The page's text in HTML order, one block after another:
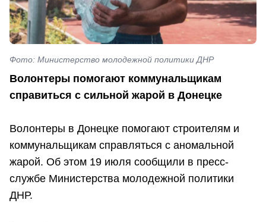
Фото: Министерство молодежной политики ДНР
Волонтеры помогают коммунальщикам
справиться с сильной жарой в Донецке
Волонтеры в Донецке помогают строителям и
коммунальщикам справляться с аномальной
жарой. Об этом 19 июля сообщили в пресс-
службе Министерства молодежной политики
ДНР.